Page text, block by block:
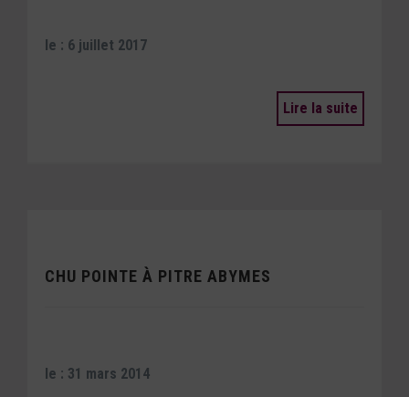
le : 6 juillet 2017
Lire la suite
CHU POINTE À PITRE ABYMES
le : 31 mars 2014